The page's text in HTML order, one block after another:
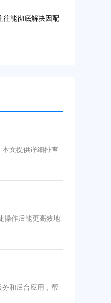
往能彻底解决因配
文提供详细排查
操作后能更高效地
和后台应用，帮